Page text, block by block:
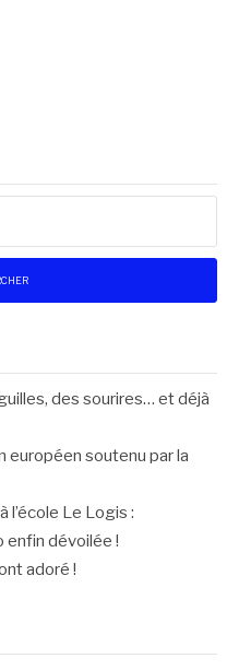
des sourires… et déjà
soutenu par la
l’école Le Logis :
enfin dévoilée !
adoré !